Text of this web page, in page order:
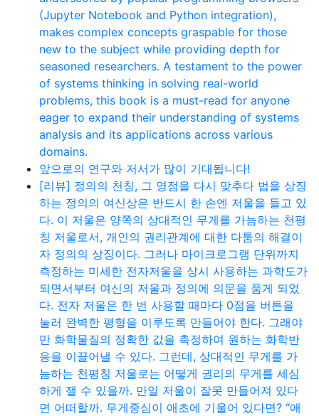
(Jupyter Notebook and Python integration),
makes complex concepts graspable for those
new to the subject while providing depth for
seasoned researchers. A testament to the power
of systems thinking in solving real-world
problems, this book is a must-read for anyone
eager to expand their understanding of systems
analysis and its applications across various
domains.
앞으로의 연구와 저서가 많이 기대됩니다!
[리뷰] 정의의 천칭, 그 영점을 다시 맞추다 법을 상징
하는 정의의 여신상은 반드시 한 손엔 저울을 들고 있
다. 이 저울은 양쪽의 상대적인 무게를 가늠하는 천평
칭 저울로서, 개인의 권리관계에 대한 다툼의 해결이
자 정의의 상징이다. 그러나 마이크로그램 단위까지
측정하는 미세한 전자저울을 상시 사용하는 과학도가
되면서부터 여신의 저울과 정의에 의문을 품게 되었
다. 전자 저울은 한 번 사용할 때마다 0점을 버튼을
눌러 완벽한 평형을 이루도록 만들어야 한다. 그래야
만 화학물질의 정확한 값을 측정하여 원하는 화학반
응을 이끌어낼 수 있다. 그런데, 상대적인 무게를 가
늠하는 천평칭 저울로는 어떻게 권리의 무게를 세심
하게 잴 수 있을까. 만일 저울이 잘못 만들어져 있다
면 어떠할까. 무게중심이 애초에 기울어 있다면? “애